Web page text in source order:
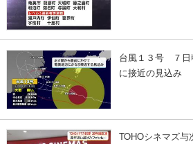
台風１３号 ７日
に接近の見込み
TOHOシネマズ